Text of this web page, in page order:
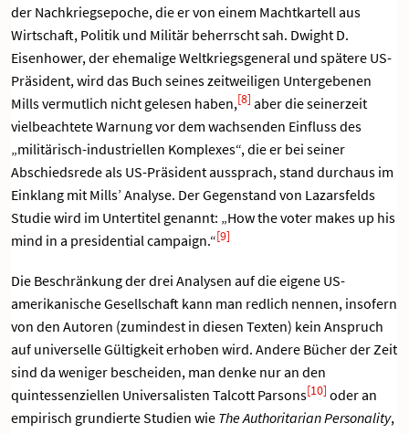
der Nachkriegsepoche, die er von einem Machtkartell aus
Wirtschaft, Politik und Militär beherrscht sah. Dwight D.
Eisenhower, der ehemalige Weltkriegsgeneral und spätere US-
Präsident, wird das Buch seines zeitweiligen Untergebenen
Mills vermutlich nicht gelesen haben,[8] aber die seinerzeit
vielbeachtete Warnung vor dem wachsenden Einfluss des
„militärisch-industriellen Komplexes“, die er bei seiner
Abschiedsrede als US-Präsident aussprach, stand durchaus im
Einklang mit Mills’ Analyse. Der Gegenstand von Lazarsfelds
Studie wird im Untertitel genannt: „How the voter makes up his
mind in a presidential campaign.“[9]
Die Beschränkung der drei Analysen auf die eigene US-
amerikanische Gesellschaft kann man redlich nennen, insofern
von den Autoren (zumindest in diesen Texten) kein Anspruch
auf universelle Gültigkeit erhoben wird. Andere Bücher der Zeit
sind da weniger bescheiden, man denke nur an den
quintessenziellen Universalisten Talcott Parsons[10] oder an
empirisch grundierte Studien wie The Authoritarian Personality,